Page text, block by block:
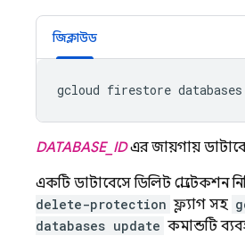
জিক্লাউড
gcloud firestore databases
DATABASE_IDএর জায়গায়
একটি ডাটাবেসে ডিলিট প্রোটেকশন
delete-protection ফ্ল্যাগ সহ
databases update কমান্ডটি